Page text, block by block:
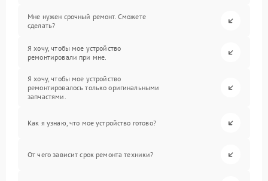
Мне нужен срочный ремонт. Сможете
сделать?
Я хочу, чтобы мое устройство
ремонтировали при мне.
Я хочу, чтобы мое устройство
ремонтировалось только оригинальными
запчастями.
Как я узнаю, что мое устройство готово?
От чего зависит срок ремонта техники?